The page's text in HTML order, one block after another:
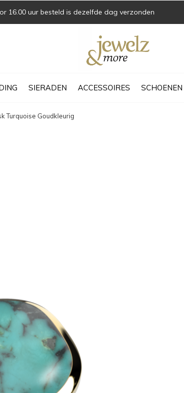
SIERADEN ACCESSOIRES SCHOENEN
16.00 uur besteld is dezelfde dag verzonden
Turquoise Goudkleurig